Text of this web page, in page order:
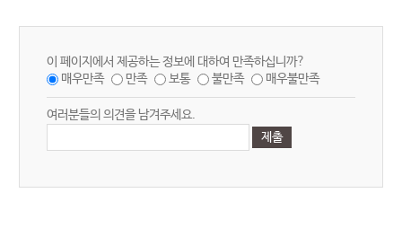
이 페이지에서 제공하는 정보에 대하여 만족하십니까?
매우만족
만족 보통 불만족 매우불만족
여러분들의 의견을 남겨주세요.